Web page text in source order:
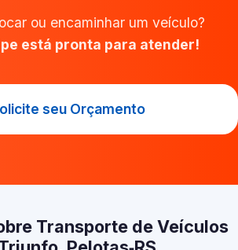
ou encaminhar um veículo?
está pronta para atender!
seu Orçamento
Transporte de Veículos